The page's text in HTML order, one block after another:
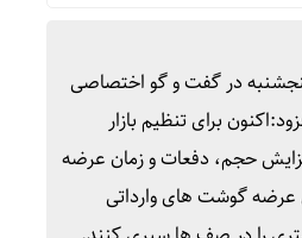
در گفت و گو اختصاصی
برای تنظیم بازار
حجم، دفعات و زمان عرضه
عرضه گوشت های وارداتی